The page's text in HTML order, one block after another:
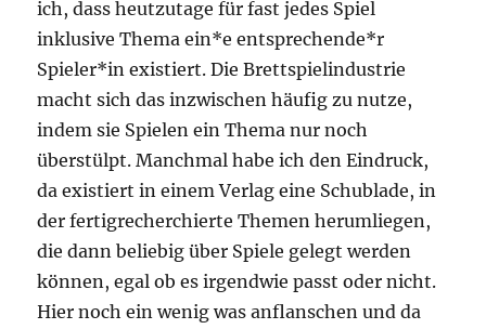
ich, dass heutzutage für fast jedes Spiel
inklusive Thema ein*e entsprechende*r
Spieler*in existiert. Die Brettspielindustrie
macht sich das inzwischen häufig zu nutze,
indem sie Spielen ein Thema nur noch
überstülpt. Manchmal habe ich den Eindruck,
da existiert in einem Verlag eine Schublade, in
der fertigrecherchierte Themen herumliegen,
die dann beliebig über Spiele gelegt werden
können, egal ob es irgendwie passt oder nicht.
Hier noch ein wenig was anflanschen und da